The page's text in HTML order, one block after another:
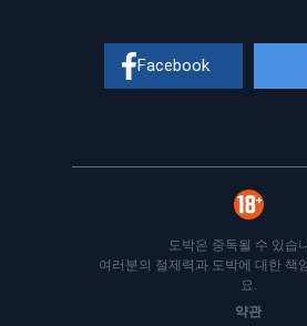
Facebook
도박은 중독될 수 있습
여러분의 절제력과 도박에 대한 책
요.
약관